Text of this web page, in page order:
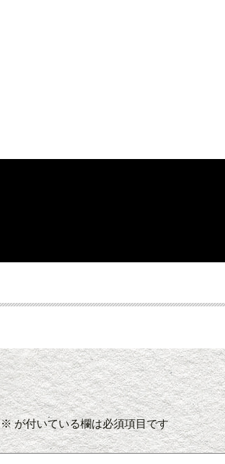
※が付いている欄は必須項目です